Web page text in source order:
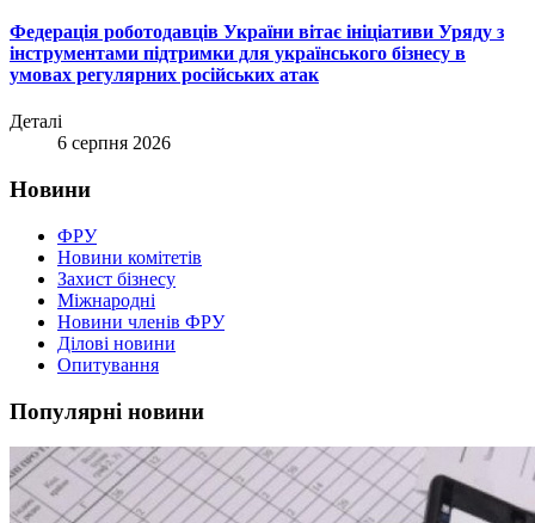
Федерація роботодавців України вітає ініціативи Уряду з
інструментами підтримки для українського бізнесу в
умовах регулярних російських атак
Деталі
6 серпня 2026
Новини
ФРУ
Новини комітетів
Захист бізнесу
Міжнародні
Новини членів ФРУ
Ділові новини
Опитування
Популярні новини